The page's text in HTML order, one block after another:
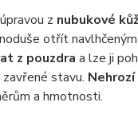
z nubukové
otřít
z pouzdra a lze ji
stavu.
a hmotnosti.